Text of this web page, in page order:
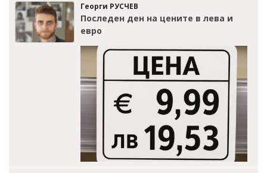
Георги РУСЧЕВ
Последен ден на цените в лева и
евро